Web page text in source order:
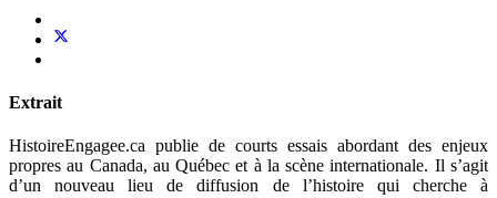
Extrait
HistoireEngagee.ca publie de courts essais abordant des enjeux
propres au Canada, au Québec et à la scène internationale. Il s’agit
d’un nouveau lieu de diffusion de l’histoire qui cherche à